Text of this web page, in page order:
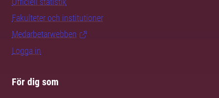
Fakulteter och institutioner
Medarbetarwebben
Logga in
För dig som